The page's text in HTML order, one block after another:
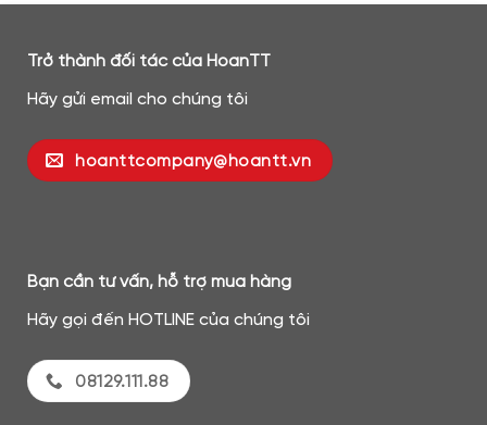
Trở thành đối tác của HoanTT
Hãy gửi email cho chúng tôi
hoanttcompany@hoantt.vn
Bạn cần tư vấn, hỗ trợ mua hàng
Hãy gọi đến HOTLINE của chúng tôi
08129.111.88